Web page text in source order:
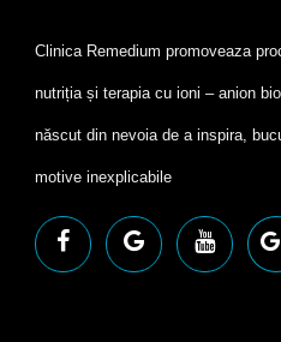
Clinica Remedium promoveaza
nutriția și terapia cu ioni – anion
născut din nevoia de a inspira,
motive inexplicabile